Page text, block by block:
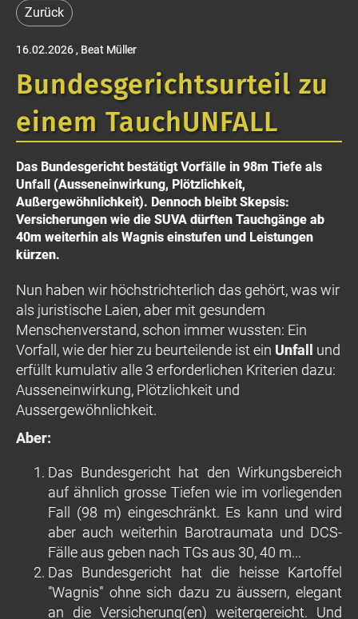
Zurück
16.02.2026, Beat Müller
Bundesgerichtsurteil zu
einem TauchUNFALL
Das Bundesgericht bestätigt Vorfälle in 98m Tiefe als
Unfall (Ausseneinwirkung, Plötzlichkeit,
Außergewöhnlichkeit). Dennoch bleibt Skepsis:
Versicherungen wie die SUVA dürften Tauchgänge ab
40m weiterhin als Wagnis einstufen und Leistungen
kürzen.
Nun haben wir höchstrichterlich das gehört, was wir
als juristische Laien, aber mit gesundem
Menschenverstand, schon immer wussten: Ein
Vorfall, wie der hier zu beurteilende ist ein Unfall und
erfüllt kumulativ alle 3 erforderlichen Kriterien dazu:
Ausseneinwirkung, Plötzlichkeit und
Aussergewöhnlichkeit.
Aber:
Das Bundesgericht hat den Wirkungsbereich
auf ähnlich grosse Tiefen wie im vorliegenden
Fall (98 m) eingeschränkt. Es kann und wird
aber auch weiterhin Barotraumata und DCS-
Fälle aus geben nach TGs aus 30, 40 m...
Das Bundesgericht hat die heisse Kartoffel
"Wagnis" ohne sich dazu zu äussern, elegant
an die Versicherung(en) weitergereicht. Und